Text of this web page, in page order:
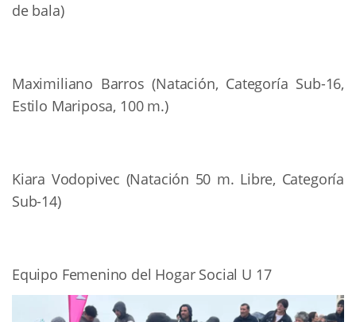
de bala)
Maximiliano Barros (Natación, Categoría Sub-16,
Estilo Mariposa, 100 m.)
Kiara Vodopivec (Natación 50 m. Libre, Categoría
Sub-14)
Equipo Femenino del Hogar Social U 17